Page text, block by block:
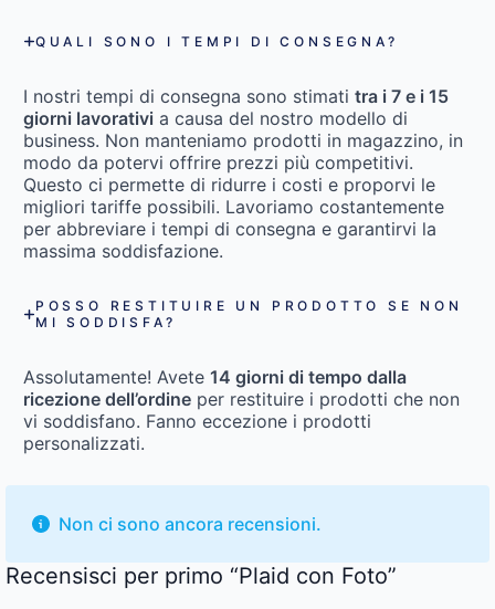
QUALI SONO I TEMPI DI CONSEGNA?
I nostri tempi di consegna sono stimati tra i 7 e i 15
giorni lavorativi a causa del nostro modello di
business. Non manteniamo prodotti in magazzino, in
modo da potervi offrire prezzi più competitivi.
Questo ci permette di ridurre i costi e proporvi le
migliori tariffe possibili. Lavoriamo costantemente
per abbreviare i tempi di consegna e garantirvi la
massima soddisfazione.
POSSO RESTITUIRE UN PRODOTTO SE NON
MI SODDISFA?
Assolutamente! Avete 14 giorni di tempo dalla
ricezione dell’ordine per restituire i prodotti che non
vi soddisfano. Fanno eccezione i prodotti
personalizzati.
Non ci sono ancora recensioni.
Recensisci per primo “Plaid con Foto”